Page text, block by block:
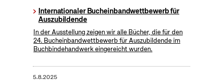
Internationaler Bucheinbandwettbewerb für
Auszubildende
In der Ausstellung zeigen wir alle Bücher, die für den
24. Bucheinbandwettbewerb für Auszubildende im
Buchbindehandwerk eingereicht wurden.
5.8.2025